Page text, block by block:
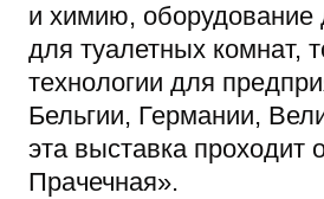
и химию,
для туалетных комнат,
технологии для
Бельгии, Германии,
эта выставка
Прачечная».